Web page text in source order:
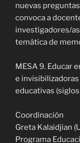
nuevas
convoca a
investigadores/
temática de
MESA 9. Educar
e
educativas (siglos
Coordinación
Greta Kalaidjian
Programa